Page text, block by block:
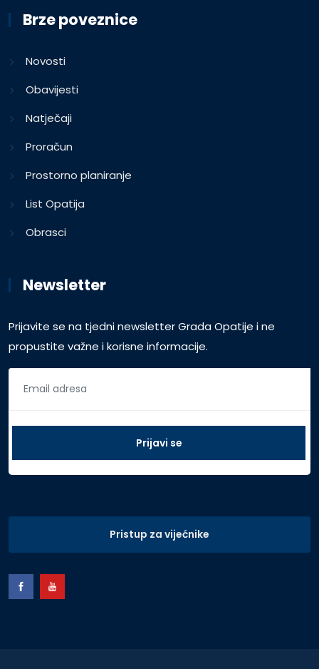
Brze poveznice
Novosti
Obavijesti
Natječaji
Proračun
Prostorno planiranje
List Opatija
Obrasci
Newsletter
Prijavite se na tjedni newsletter Grada Opatije i ne
propustite važne i korisne informacije.
Pristup za vijećnike